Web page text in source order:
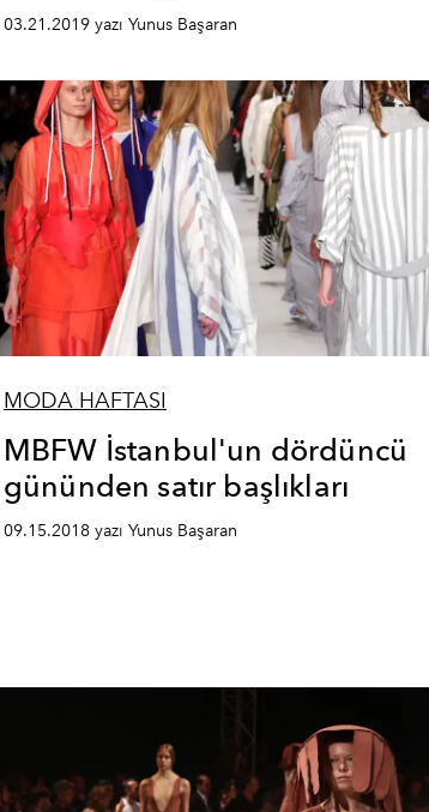
03.21.2019 yazı Yunus Başaran
MODA HAFTASI
MBFW İstanbul'un dördüncü
gününden satır başlıkları
09.15.2018 yazı Yunus Başaran